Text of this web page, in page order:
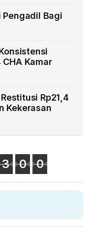
Bagi
Kamar
Rp21,4
Kekerasan
3 0 0